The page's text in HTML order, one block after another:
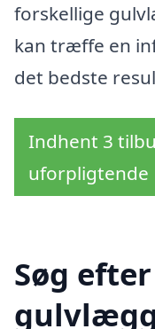
forskellige
kan træffe en
det bedste
Indhent 3
uforpligtende
Søg